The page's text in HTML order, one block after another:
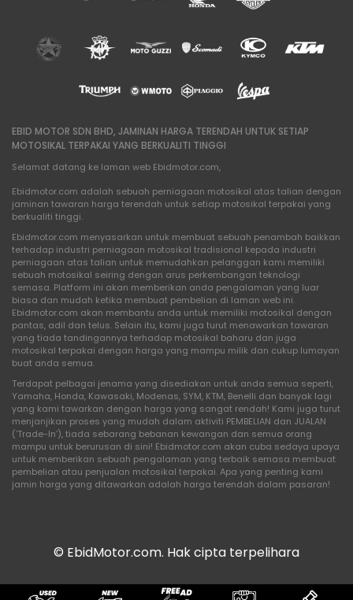
EBID MOTOR SDN BHD, JAMINAN HARGA TERENDAH UNTUK SETIAP
MOTOSIKAL TERPAKAI YANG BERKUALITI TINGGI
Selamat datang ke laman web Ebidmotor.com,
Ebidmotor.com adalah sebuah perniagaan motosikal atas talian dengan
jaminan tawaran harga terendah untuk setiap motosikal terpakai yang
berkualiti tinggi.
Ebidmotor.com menyasarkan untuk membuat sebuah penambah baikkan
terhadap industri perniagaan motosikal tradisional kepada industri
perniagaan atas talian untuk memudahkan pelanggan kami memiliki
sebuah motosikal seiring dengan arus perkembangan teknologi
semasa. Platform ini akan memberikan anda pengalaman yang luar
biasa dan mudah ketika membuat pembelian di laman web ini.
Ebidmotor.com akan membantu anda untuk memiliki motosikal dengan
pantas, adil dan telus. Selain itu, kami juga turut menawarkan tawaran
yang tiada tandingannya terhadap motosikal baharu dan juga
motosikal terpakai dengan harga yang mampu milik dan cukup lumayan
buat anda semua.
Terdapat pelbagai jenama yang disediakan untuk anda semua seperti,
Yamaha, Honda, Kawasaki, Modenas, SYM, KTM, Benelli dan banyak lagi
yang kami tawarkan dengan harga yang sangat rendah! Kami juga turut
menjanjikan proses yang mudah dalam aktiviti PEMBELIAN dan JUALAN
(‘Trade-In’), tiada sebarang bebanan kewangan dan semua orang
mampu untuk berurusan di sini! Ebidmotor.com akan cuba sedaya upaya
untuk memberikan sebuah pengalaman yang terbaik semasa membuat
pembelian atau penjualan motosikal terpakai. Apa yang penting kami
jamin harga yang ditawarkan adalah harga terendah dalam pasaran!
© EbidMotor.com. Hak cipta terpelihara